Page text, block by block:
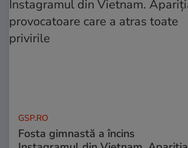
GSP.RO
Fosta gimnastă a încins